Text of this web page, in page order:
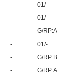
- 01/-
- 01/-
- G/RP:A
- 01/-
- G/RP:B
- G/RP:A